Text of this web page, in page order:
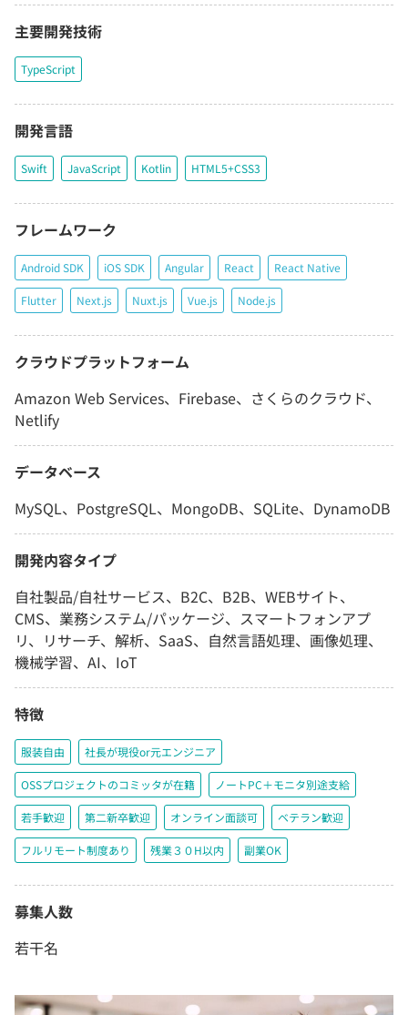
主要開発技術
TypeScript
開発言語
Swift JavaScript Kotlin HTML5+CSS3
フレームワーク
Android SDK iOS SDK Angular React React Native
Flutter Next.js Nuxt.js Vue.js Node.js
クラウドプラットフォーム
Amazon Web Services、Firebase、さくらのクラウド、
Netlify
データベース
MySQL、PostgreSQL、MongoDB、SQLite、DynamoDB
開発内容タイプ
自社製品/自社サービス、B2C、B2B、WEBサイト、
CMS、業務システム/パッケージ、スマートフォンアプ
リ、リサーチ、解析、SaaS、自然言語処理、画像処理、
機械学習、AI、IoT
特徴
服装自由 社長が現役or元エンジニア
OSSプロジェクトのコミッタが在籍 ノートPC＋モニタ別途支給
若手歓迎 第二新卒歓迎 オンライン面談可 ベテラン歓迎
フルリモート制度あり 残業３０H以内 副業OK
募集人数
若干名